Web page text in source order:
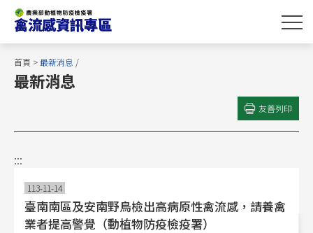
主
首頁 >最新消息 /
最新消息
友善列印
:::
113-11-14
臺南南區及安南野鳥檢出高病原性禽流感，請養禽
業者提高警覺（動植物防疫檢疫署）